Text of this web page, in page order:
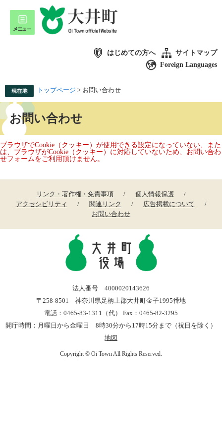
はじめての方へ
サイトマップ
Foreign Languages
トップページ > お問い合わせ
お問い合わせ
ブラウザでCookie（クッキー）が使用できる設定になっていない、また
は、ブラウザがCookie（クッキー）に対応していないため、お問い合わ
せフォームをご利用頂けません。
リンク・著作権・免責事項
個人情報保護
アクセシビリティ
関連リンク
広告掲載について
お問い合わせ
法人番号 4000020143626
〒258-8501 神奈川県足柄上郡大井町金子1995番地
電話：0465-83-1311（代） Fax：0465-82-3295
開庁時間：月曜日から金曜日 8時30分から17時15分まで（祝日を除く）
地図
Copyright © Oi Town All Rights Reserved.